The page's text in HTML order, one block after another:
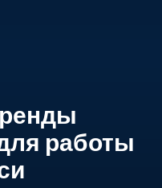
работы